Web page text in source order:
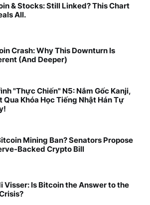
& Stocks: Still Linked? This Chart
All.
Crash: Why This Downturn Is
(And Deeper)
"Thực Chiến" N5: Nắm Gốc Kanji,
Qua Khóa Học Tiếng Nhật Hán Tự
Mining Ban? Senators Propose
Backed Crypto Bill
Visser: Is Bitcoin the Answer to the